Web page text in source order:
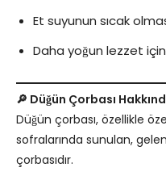
Et suyunun sıcak
Daha yoğun lezzet
🔎 Düğün Çorbası
Düğün çorbası, özellikle
sofralarında sunulan,
çorbasıdır.